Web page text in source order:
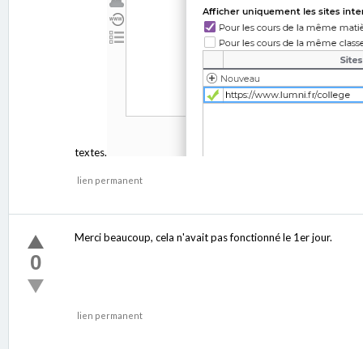
textes.
lien permanent
0
Merci beaucoup, cela n'avait pas fonctionné le 1er jour.
lien permanent